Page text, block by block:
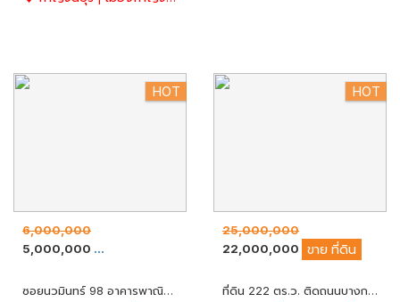
HOT
6,000,000
ขาย
ซอยนวมินทร์ 98 อาคารพาณิชย์ 4 ชั้นครึ่ง 2 คูหาคู่ เนื้อที่ห้องละ 17 ตร.ว. รวม 34 ตร.ว. เหมาะทำออฟฟิศสำนักงาน เดินทางสะดวก ใกล้แหล่งชุมชน
HOT
25,000,000
22,000,000
ขาย ที่ดิน
ที่ดิน 222 ตร.ว. ติดถนนบางกรวย-ไทรน้อย ล้อมรั้วแล้วทั้ง 3 ด้าน ถมแล้ว ทรงสี่เหลี่ยมผืนผ้าสวย ใกล้แยกไทรน้อย นนทบุรี